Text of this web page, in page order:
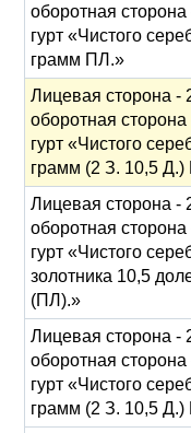
оборотная сторона
гурт «Чистого
грамм ПЛ.»
Лицевая сторона -
оборотная сторона
гурт «Чистого
грамм (2 З. 10,5
Лицевая сторона -
оборотная сторона
гурт «Чистого
золотника 10,5
(ПЛ).»
Лицевая сторона -
оборотная сторона
гурт «Чистого
грамм (2 З. 10,5